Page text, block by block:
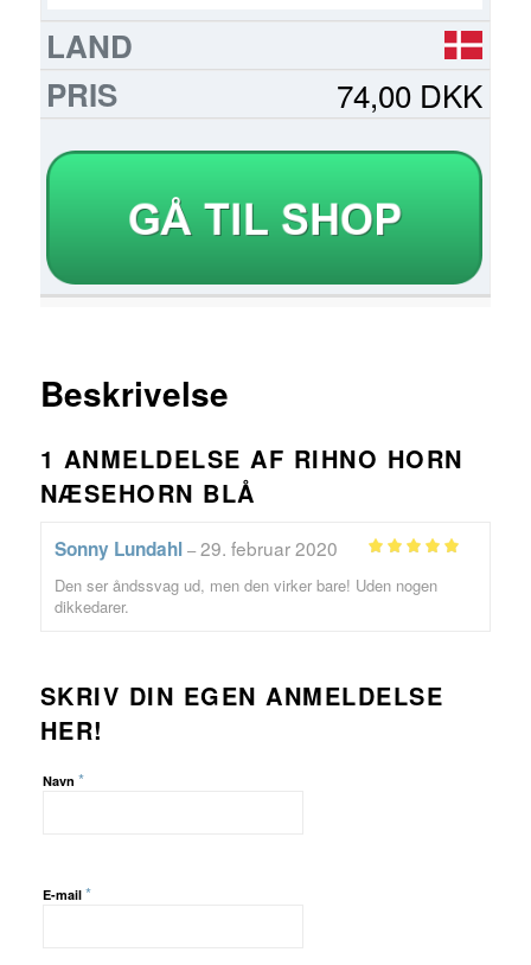
74,00 DKK
Beskrivelse
1 ANMELDELSE AF RIHNO HORN
NÆSEHORN BLÅ
ud af 5
Sonny Lundahl – 29. februar 2020
Den ser åndssvag ud, men den virker bare! Uden nogen
dikkedarer.
SKRIV DIN EGEN ANMELDELSE
HER!
Navn *
E-mail *